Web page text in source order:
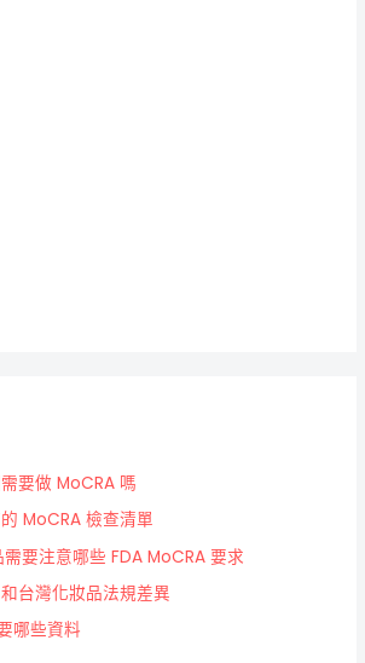
要做 MoCRA 嗎
MoCRA 檢查清單
要注意哪些 FDA MoCRA 要求
台灣化妝品法規差異
哪些資料